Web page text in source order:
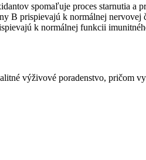
spomaľuje proces starnutia
B prispievajú k normálnej
k normálnej funkcii
výživové poradenstvo, pričom